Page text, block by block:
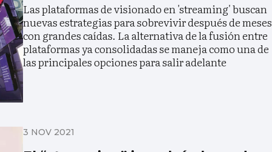
Las plataformas de visionado en 'streaming' buscan
nuevas estrategias para sobrevivir después de meses
con grandes caídas. La alternativa de la fusión entre
plataformas ya consolidadas se maneja como una de
las principales opciones para salir adelante
3 NOV 2021